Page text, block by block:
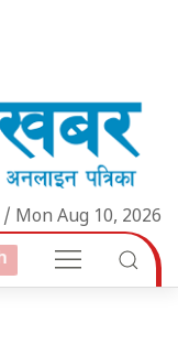
/ Mon Aug 10, 2026